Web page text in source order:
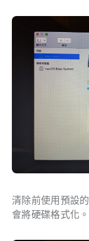
清除前使用預設
會將硬碟格式化。